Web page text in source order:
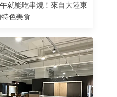
就能吃串燒！來自大陸東
色美食